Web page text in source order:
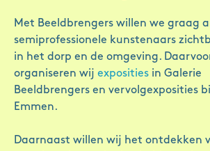
Met Beeldbrengers willen we graag
semiprofessionele kunstenaars
in het dorp en de omgeving.
organiseren wij exposities in Galerie
Beeldbrengers en vervolgexposities
Emmen.
Daarnaast willen wij het ontdekken